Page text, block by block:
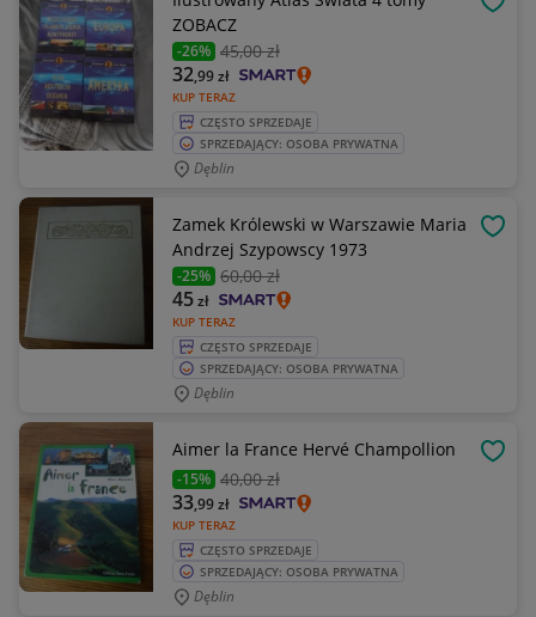
ZOBACZ
-26% 45,00 zł
KUP TERAZ
32,99zł
CZĘSTO SPRZEDAJE
SPRZEDAJĄCY: OSOBA PRYWATNA
Dęblin
Zamek Królewski w Warszawie Maria
Andrzej Szypowscy 1973
-25% 60,00 zł
KUP TERAZ
45zł
CZĘSTO SPRZEDAJE
SPRZEDAJĄCY: OSOBA PRYWATNA
Dęblin
Aimer la France Hervé Champollion
-15% 40,00 zł
KUP TERAZ
33,99zł
CZĘSTO SPRZEDAJE
SPRZEDAJĄCY: OSOBA PRYWATNA
Dęblin